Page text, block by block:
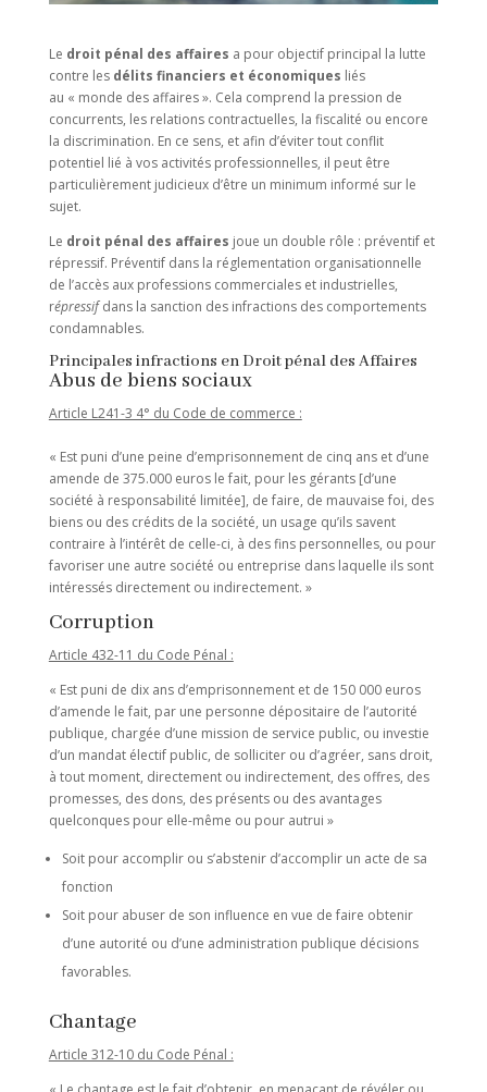
Le droit pénal des affaires a pour objectif principal la lutte
contre les délits financiers et économiques liés
au « monde des affaires ». Cela comprend la pression de
concurrents, les relations contractuelles, la fiscalité ou encore
la discrimination. En ce sens, et afin d’éviter tout conflit
potentiel lié à vos activités professionnelles, il peut être
particulièrement judicieux d’être un minimum informé sur le
sujet.
Le droit pénal des affaires joue un double rôle : préventif et
répressif. Préventif dans la réglementation organisationnelle
de l’accès aux professions commerciales et industrielles,
répressifdans la sanction des infractions des comportements
condamnables.
Principales infractions en Droit pénal des Affaires
Abus de biens sociaux
Article L241-3 4° du Code de commerce :
« Est puni d’une peine d’emprisonnement de cinq ans et d’une
amende de 375.000 euros le fait, pour les gérants [d’une
société à responsabilité limitée], de faire, de mauvaise foi, des
biens ou des crédits de la société, un usage qu’ils savent
contraire à l’intérêt de celle-ci, à des fins personnelles, ou pour
favoriser une autre société ou entreprise dans laquelle ils sont
intéressés directement ou indirectement. »
Corruption
Article 432-11 du Code Pénal :
« Est puni de dix ans d’emprisonnement et de 150 000 euros
d’amende le fait, par une personne dépositaire de l’autorité
publique, chargée d’une mission de service public, ou investie
d’un mandat électif public, de solliciter ou d’agréer, sans droit,
à tout moment, directement ou indirectement, des offres, des
promesses, des dons, des présents ou des avantages
quelconques pour elle-même ou pour autrui »
Soit pour accomplir ou s’abstenir d’accomplir un acte de sa
fonction
Soit pour abuser de son influence en vue de faire obtenir
d’une autorité ou d’une administration publique décisions
favorables.
Chantage
Article 312-10 du Code Pénal :